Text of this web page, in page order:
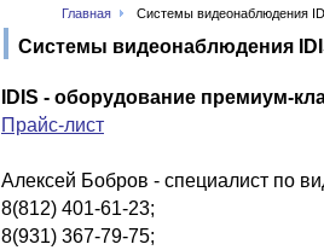
Главная Системы видеонаблюдения
Системы видеонаблюдения
IDIS - оборудование премиум-
Прайс-лист
Алексей Бобров - специалист по
8(812) 401-61-23;
8(931) 367-79-75;